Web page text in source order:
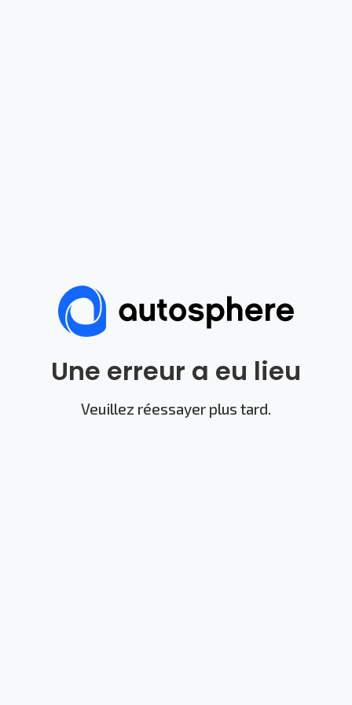
Une erreur a eu lieu
Veuillez réessayer plus tard.